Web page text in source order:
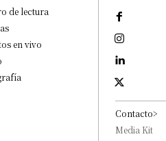
de lectura
en vivo
Contacto>
Media Kit